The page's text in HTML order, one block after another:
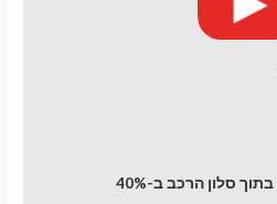
סלון הרכב ב-40%